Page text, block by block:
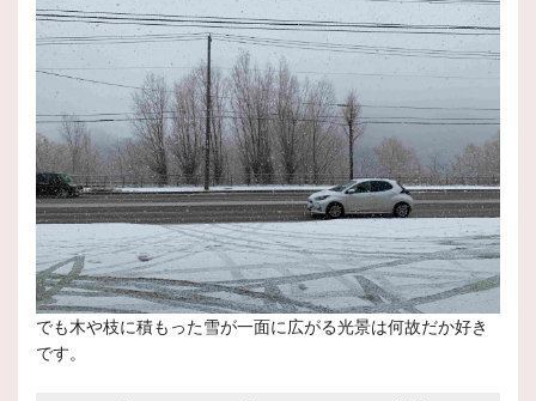
でも木や枝に積もった雪が一面に広がる光景は何故だか好き
です。